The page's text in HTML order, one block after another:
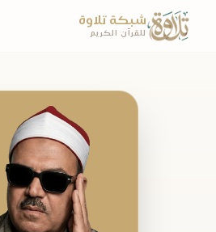
شبكة تلاوة
للقرآن الكريم